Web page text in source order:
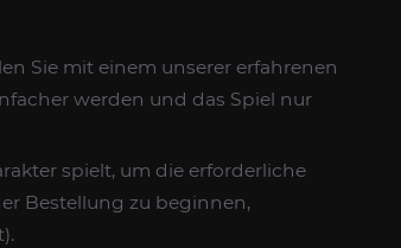
Sie mit einem unserer erfahrenen
werden und das Spiel nur
spielt, um die erforderliche
Bestellung zu beginnen,